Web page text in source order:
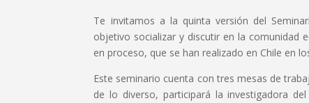
Te invitamos a la quinta versión del
objetivo socializar y discutir en la comunidad
en proceso, que se han realizado en Chile en
Este seminario cuenta con tres mesas de
de lo diverso, participará la investigadora